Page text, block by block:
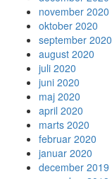
november 2020
oktober 2020
september 2020
august 2020
juli 2020
juni 2020
maj 2020
april 2020
marts 2020
februar 2020
januar 2020
december 2019